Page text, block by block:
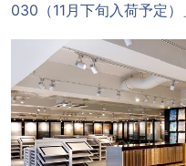
030（11月下旬入荷予定）